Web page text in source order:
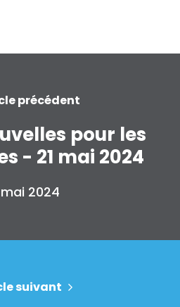
précédent
pour les
- 21 mai 2024
mai 2024
suivant